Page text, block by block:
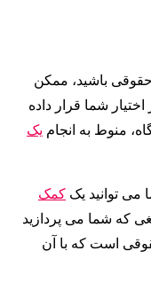
حقوقی باشید، ممکن
شما قرار داده
منوط به انجام یک
می توانید یک کمک
که شما می پردازید
است که با آن